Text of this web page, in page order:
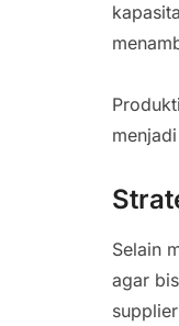
Selain
agar